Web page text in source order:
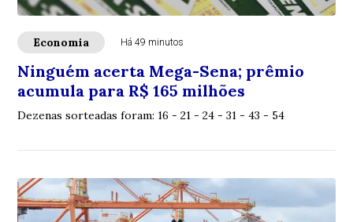
Economia Há 49 minutos
Ninguém acerta Mega-Sena; prêmio
acumula para R$ 165 milhões
Dezenas sorteadas foram: 16 - 21 - 24 - 31 - 43 - 54